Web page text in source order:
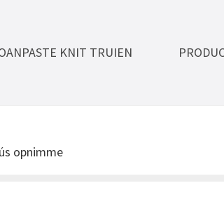
KNIT TRUIEN
opnimme